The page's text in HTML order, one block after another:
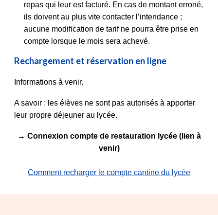
repas qui leur est facturé. En cas de montant erroné,
ils doivent au plus vite contacter l’intendance ;
aucune modification de tarif ne pourra être prise en
compte lorsque le mois sera achevé.
Rechargement et réservation en ligne
Informations à venir.
A savoir : les élèves ne sont pas autorisés à apporter
leur propre déjeuner au lycée.
→ Connexion compte de restauration lycée (lien à
venir)
Comment recharger le compte cantine du lycée